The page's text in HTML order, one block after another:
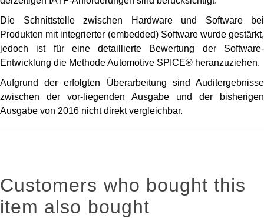
Die Schnittstelle zwischen Hardware und Software bei
Produkten mit integrierter (embedded) Software wurde gestärkt,
jedoch ist für eine detaillierte Bewertung der Software-
Entwicklung die Methode Automotive SPICE® heranzuziehen.
Aufgrund der erfolgten Überarbeitung sind Auditergebnisse
zwischen der vor-liegenden Ausgabe und der bisherigen
Ausgabe von 2016 nicht direkt vergleichbar.
Customers who bought this
item also bought